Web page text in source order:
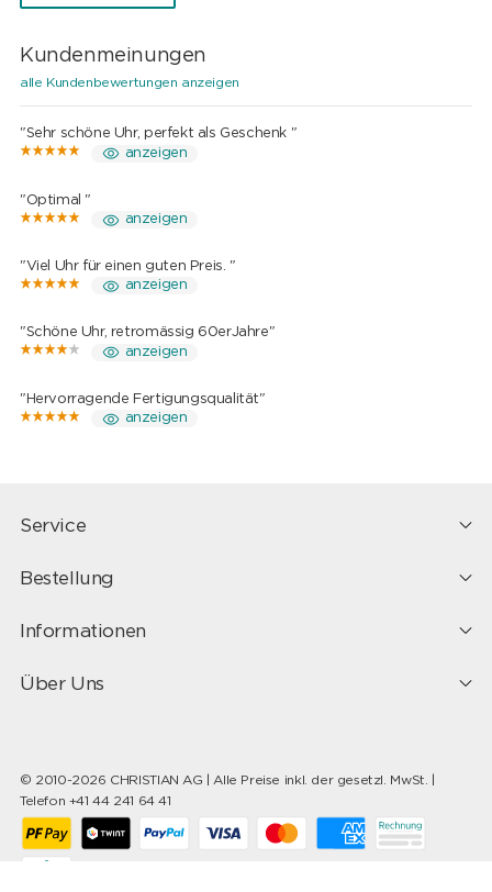
Kundenmeinungen
alle Kundenbewertungen anzeigen
"Sehr schöne Uhr, perfekt als Geschenk "
anzeigen
"Optimal "
anzeigen
"Viel Uhr für einen guten Preis. "
anzeigen
"Schöne Uhr, retromässig 60erJahre"
anzeigen
"Hervorragende Fertigungsqualität"
anzeigen
Service
Bestellung
Informationen
Über Uns
© 2010-2026 CHRISTIAN AG | Alle Preise inkl. der gesetzl. MwSt. |
Telefon +41 44 241 64 41